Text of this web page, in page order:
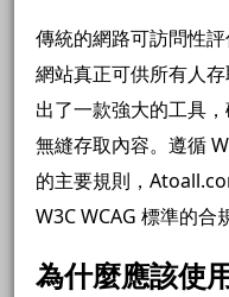
傳統的網路可訪問性
網站真正可供所有人
出了一款強大的工具
無縫存取內容。遵循
的主要規則，
W3C WCAG 標準的合
為什麼應該使